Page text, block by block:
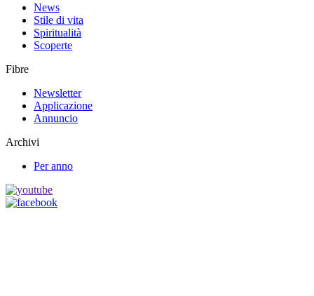
News
Stile di vita
Spiritualità
Scoperte
Fibre
Newsletter
Applicazione
Annuncio
Archivi
Per anno